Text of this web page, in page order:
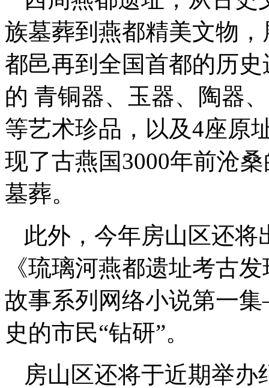
族墓葬到燕都精美文物
都邑再到全国首都的历
的 青铜器、玉器、陶器
等艺术珍品，以及4座原
现了古燕国3000年前沧
墓葬。
此外，今年房山区还
《琉璃河燕都遗址考古
故事系列网络小说第一
史的市民“钻研”。
房山区还将于近期举办